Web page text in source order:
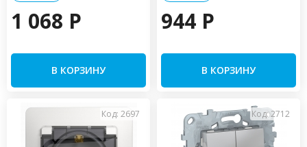
1 068 P
В КОРЗИНУ
944 P
В КОРЗИНУ
Код: 2697 Код: 2712